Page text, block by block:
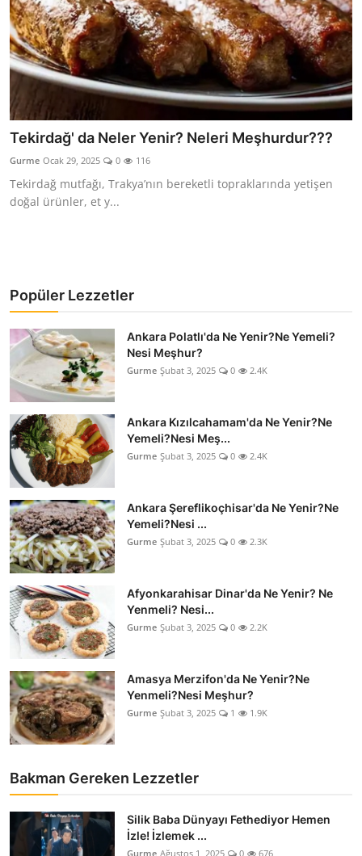
Tekirdağ' da Neler Yenir? Neleri Meşhurdur???
Gurme Ocak 29, 2025 0 116
Tekirdağ mutfağı, Trakya’nın bereketli topraklarında yetişen
doğal ürünler, et y...
Popüler Lezzetler
Ankara Polatlı'da Ne Yenir?Ne Yemeli?
Nesi Meşhur?
Gurme Şubat 3, 2025 0 2.4K
Ankara Kızılcahamam'da Ne Yenir?Ne
Yemeli?Nesi Meş...
Gurme Şubat 3, 2025 0 2.4K
Ankara Şereflikoçhisar'da Ne Yenir?Ne
Yemeli?Nesi ...
Gurme Şubat 3, 2025 0 2.3K
Afyonkarahisar Dinar'da Ne Yenir? Ne
Yenmeli? Nesi...
Gurme Şubat 3, 2025 0 2.2K
Amasya Merzifon'da Ne Yenir?Ne
Yenmeli?Nesi Meşhur?
Gurme Şubat 3, 2025 1 1.9K
Bakman Gereken Lezzetler
Silik Baba Dünyayı Fethediyor Hemen
İzle! İzlemek ...
Gurme Ağustos 1, 2025 0 676